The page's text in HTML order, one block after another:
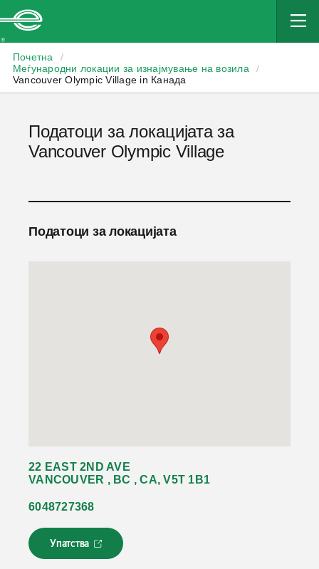
Почетна
/
Меѓународни локации за изнајмување на возила
/
Vancouver Olympic Village in Канада
Податоци за локацијата за
Vancouver Olympic Village
Податоци за локацијата
22 EAST 2ND AVE
VANCOUVER , BC , CA, V5T 1B1
6048727368
Упатства
Л
и